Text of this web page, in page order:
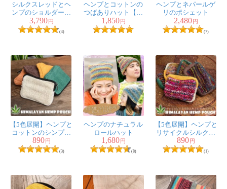
シルクスレッドとヘ
ンプのショルダーバ
ッグ
3,790円
(4)
ヘンプとコットンの
つばありハット【ナ
チュラル】
1,850円
ヘンプとネパールゲ
リのポシェット
2,480円
(7)
【5色展開】ヘンプと
コットンのシンプル
ポーチ
890 円
(3)
ヘンプのナチュラル
ロールハット
1,680 円
(8)
【5色展開】ヘンプと
リサイクルシルクの
ポーチ
890 円
(1)